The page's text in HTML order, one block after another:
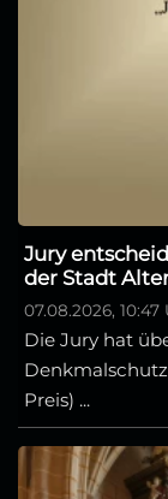
Jury
der Stadt
07.08.2026, 10:47
Die Jury hat
Preis) ...